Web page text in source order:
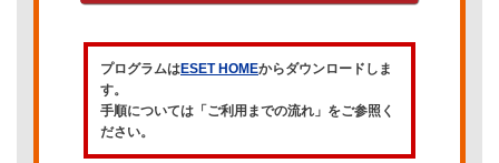
プログラムはESET HOMEからダウンロードしま
す。
手順については「ご利用までの流れ」をご参照く
ださい。